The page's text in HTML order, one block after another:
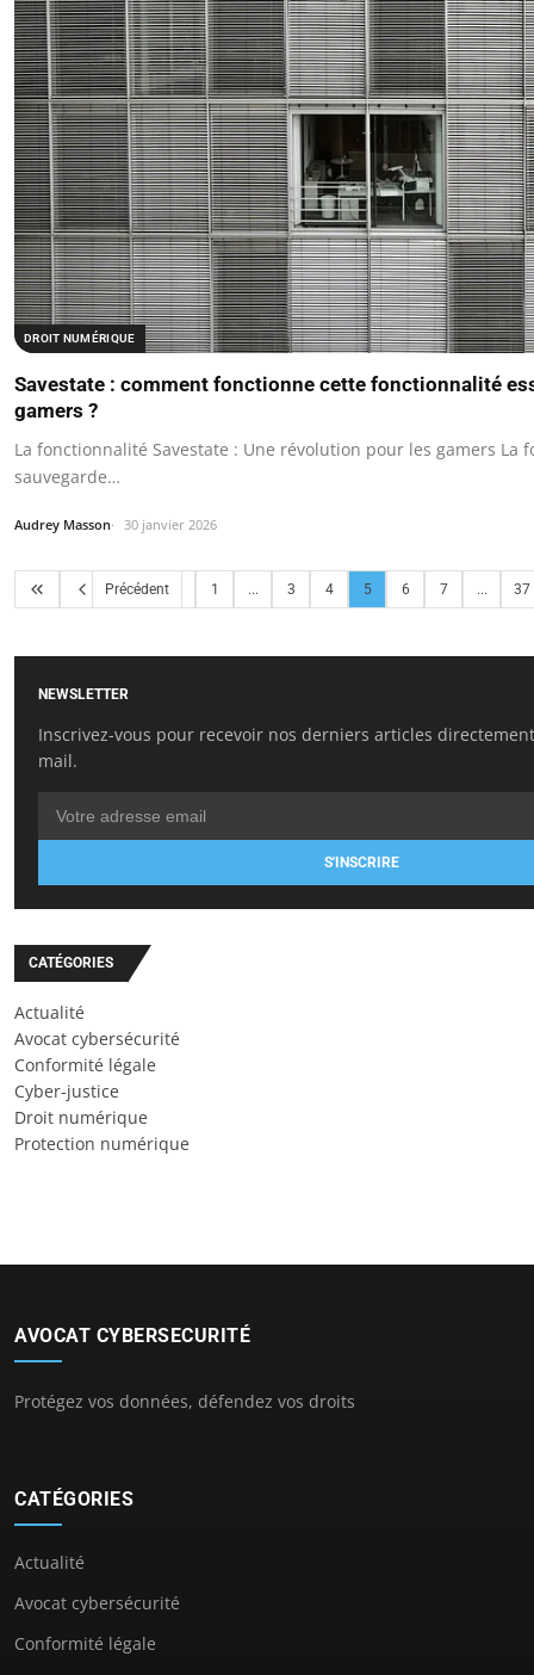
DROIT NUMÉRIQUE
Savestate : comment fonctionne cette fonctionnalité
gamers ?
La fonctionnalité Savestate : Une révolution pour les gamers La
sauvegarde…
Audrey Masson 30 janvier 2026
Précédent 1 ... 3 4 5 6 7 ... 37
NEWSLETTER
Inscrivez-vous pour recevoir nos derniers articles
mail.
S'INSCRIRE
CATÉGORIES
Actualité
Avocat cybersécurité
Conformité légale
Cyber-justice
Droit numérique
Protection numérique
AVOCAT CYBERSECURITÉ
Protégez vos données, défendez vos droits
CATÉGORIES
Actualité
Avocat cybersécurité
Conformité légale